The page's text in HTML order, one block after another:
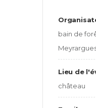
bain de
Lieu de
château